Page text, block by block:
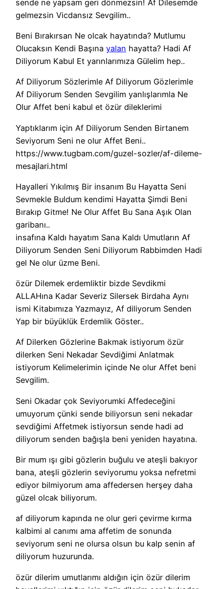
sende ne yapsam geri dönmezsin! Af Dilesemde
gelmezsin Vicdansız Sevgilim..
Beni Bırakırsan Ne olcak hayatında? Mutlumu
Olucaksın Kendi Başına yalan hayatta? Hadi Af
Diliyorum Kabul Et yarınlarımıza Gülelim hep..
Af Diliyorum Sözlerimle Af Diliyorum Gözlerimle
Af Diliyorum Senden Sevgilim yanlışlarımla Ne
Olur Affet beni kabul et özür dileklerimi
Yaptıklarım için Af Diliyorum Senden Birtanem
Seviyorum Seni ne olur Affet Beni..
https://www.tugbam.com/guzel-sozler/af-dileme-
mesajlari.html
Hayalleri Yıkılmış Bir insanım Bu Hayatta Seni
Sevmekle Buldum kendimi Hayatta Şimdi Beni
Bırakıp Gitme! Ne Olur Affet Bu Sana Aşık Olan
garibanı..
insafına Kaldı hayatım Sana Kaldı Umutların Af
Diliyorum Senden Seni Diliyorum Rabbimden Hadi
gel Ne olur üzme Beni.
özür Dilemek erdemliktir bizde Sevdikmi
ALLAHına Kadar Severiz Silersek Birdaha Aynı
ismi Kitabımıza Yazmayız, Af diliyorum Senden
Yap bir büyüklük Erdemlik Göster..
Af Dilerken Gözlerine Bakmak istiyorum özür
dilerken Seni Nekadar Sevdiğimi Anlatmak
istiyorum Kelimelerimin içinde Ne olur Affet beni
Sevgilim.
Seni Okadar çok Seviyorumki Affedeceğini
umuyorum çünki sende biliyorsun seni nekadar
sevdiğimi Affetmek istiyorsun sende hadi ad
diliyorum senden bağışla beni yeniden hayatına.
Bir mum ışı gibi gözlerin buğulu ve ateşli bakıyor
bana, ateşli gözlerin seviyorumu yoksa nefretmi
ediyor bilmiyorum ama affedersen herşey daha
güzel olcak biliyorum.
af diliyorum kapında ne olur geri çevirme kırma
kalbimi al canımı ama affetim de sonunda
seviyorum seni ne olursa olsun bu kalp senin af
diliyorum huzurunda.
özür dilerim umutlarımı aldığın için özür dilerim